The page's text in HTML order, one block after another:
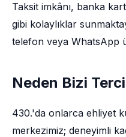
Taksit imkânı, banka
gibi kolaylıklar
telefon veya WhatsApp
Neden Bizi
430.'da onlarca ehliyet
merkezimiz; deneyimli